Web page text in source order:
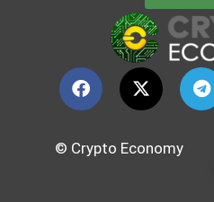
© Crypto Economy